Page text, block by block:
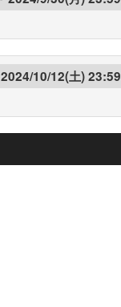
2024/10/12(土) 23:59